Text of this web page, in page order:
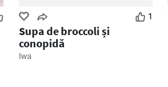
1
Supa de broccoli și
conopidă
Iwa